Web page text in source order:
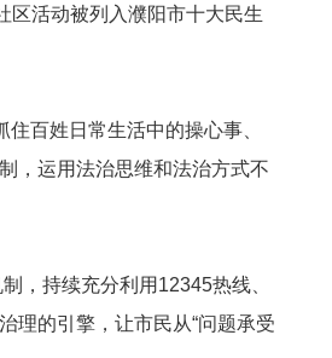
区活动被列入濮阳市十大民生
百姓日常生活中的操心事、
，运用法治思维和法治方式不
，持续充分利用 12345热线、
理的引擎，让市民从“问题承受